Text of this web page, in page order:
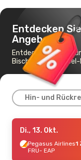
Entdecken
Angebote
Entdecken Sie die
Bischkek nach
Hin- und
Di., 18. Aug.
Pegasus Airlines
1 Zwischenstopp
Di., 13. Okt.
Pegasus Airlines1
FRU- EAP